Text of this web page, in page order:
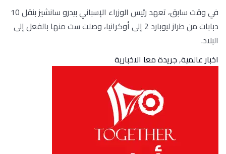
في وقت سابق، تعهد رئيس الوزراء الإسباني بيدرو سانشيز بنقل 10
دبابات من طراز ليوبارد 2 إلى أوكرانيا، وصلت ست منها بالفعل إلى
البلاد.
اخبار عالمية,جريدة معا الاخبارية